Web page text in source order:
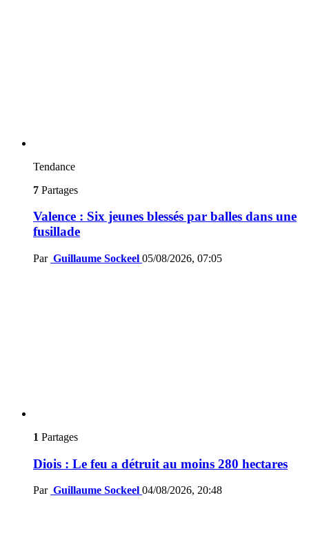
Tendance
7 Partages
Valence : Six jeunes blessés par balles dans une
fusillade
Par Guillaume Sockeel 05/08/2026, 07:05
1 Partages
Diois : Le feu a détruit au moins 280 hectares
Par Guillaume Sockeel 04/08/2026, 20:48